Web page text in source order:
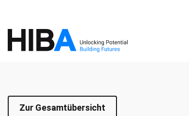
Zur Gesamtübersicht